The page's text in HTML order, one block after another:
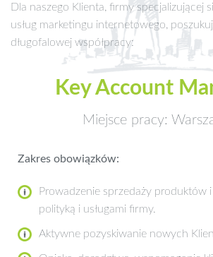
Dla naszego Klienta, firmy specjalizującej
usług marketingu internetowego,
długofalowej współpracy:
Key Account
Miejsce pracy:
Zakres obowiązków:
Prowadzenie sprzedaży produktów i
polityką i usługami firmy.
Aktywne pozyskiwanie nowych